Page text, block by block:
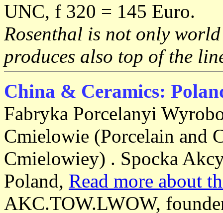
UNC, f 320 = 145 Euro.
Rosenthal is not only
produces also top of the
China & Ceramics:
Fabryka Porcelanyi
Cmielowie (Porcelain and
Cmielowiey) . Spocka
Poland, Read more about
AKC.TOW.LWOW,